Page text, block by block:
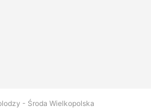
- Środa Wielkopolska